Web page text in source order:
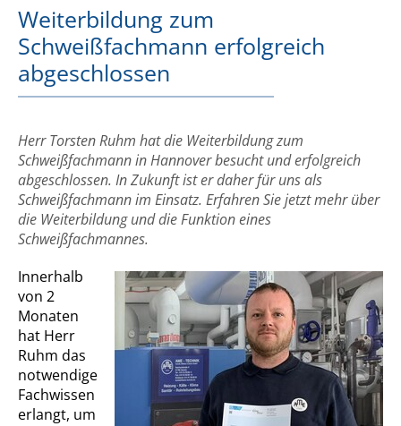
Weiterbildung zum
Schweißfachmann erfolgreich
abgeschlossen
Herr Torsten Ruhm hat die Weiterbildung zum
Schweißfachmann in Hannover besucht und erfolgreich
abgeschlossen. In Zukunft ist er daher für uns als
Schweißfachmann im Einsatz. Erfahren Sie jetzt mehr über
die Weiterbildung und die Funktion eines
Schweißfachmannes.
Innerhalb
von 2
Monaten
hat Herr
Ruhm das
notwendige
Fachwissen
erlangt, um